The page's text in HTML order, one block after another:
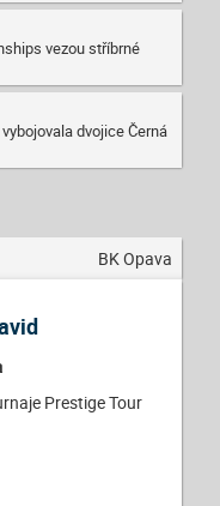
vezou stříbrné
dvojice Černá
BK Opava
Prestige Tour